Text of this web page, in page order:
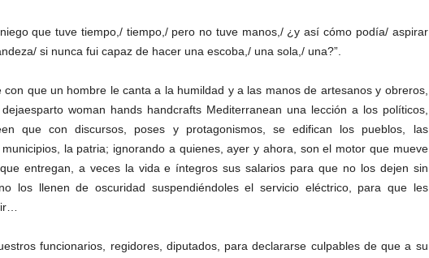
que tuve tiempo,/ tiempo,/ pero no tuve manos,/ ¿y así cómo podía/ aspirar
si nunca fui capaz de hacer una escoba,/ una sola,/ una?”.
con que un hombre le canta a la humildad y a las manos de artesanos y obreros,
woman hands handcrafts Mediterranean una lección a los políticos,
que con discursos, poses y protagonismos, se edifican los pueblos, las
la patria; ignorando a quienes, ayer y ahora, son el motor que mueve
entregan, a veces la vida e íntegros sus salarios para que no los dejen sin
los llenen de oscuridad suspendiéndoles el servicio eléctrico, para que les
funcionarios, regidores, diputados, para declararse culpables de que a su